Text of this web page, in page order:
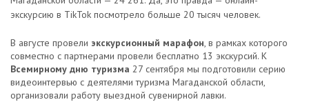
экскурсию в TikTok посмотрело больше 20 тысяч человек.
В августе провели экскурсионный марафон, в рамках которого
совместно с партнерами провели бесплатно 13 экскурсий. К
Всемирному дню туризма 27 сентября мы подготовили серию
видеоинтервью с деятелями туризма Магаданской области,
организовали работу выездной сувенирной лавки.